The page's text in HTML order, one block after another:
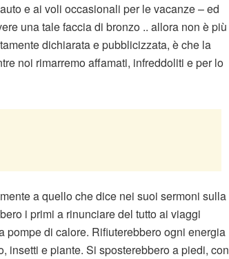
e ai voli occasionali per le vacanze – ed
una tale faccia di bronzo .. allora non è più
dichiarata e pubblicizzata, è che la
noi rimarremo affamati, infreddoliti e per lo
a quello che dice nei suoi sermoni sulla
i primi a rinunciare del tutto ai viaggi
pompe di calore. Rifiuterebbero ogni energia
insetti e piante. Si sposterebbero a piedi, con